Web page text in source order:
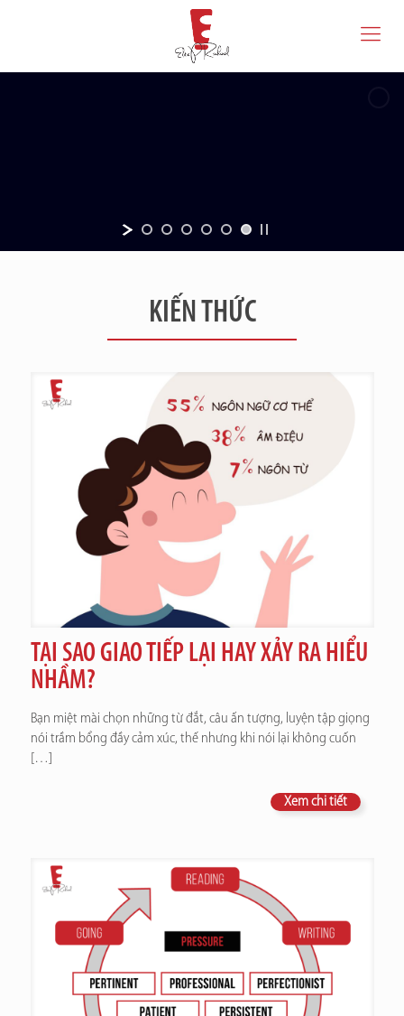
KIẾN THỨC
TẠI SAO GIAO TIẾP LẠI HAY XẢY RA HIỂU
NHẦM?
Bạn miệt mài chọn những từ đắt, câu ấn tượng, luyện tập giọng
nói trầm bổng đầy cảm xúc, thế nhưng khi nói lại không cuốn
[…]
Xem chi tiết